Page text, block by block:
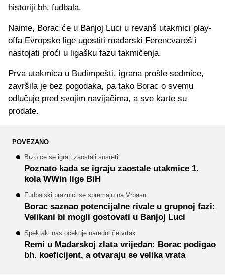
historiji bh. fudbala.
Naime, Borac će u Banjoj Luci u revanš utakmici play-
offa Evropske lige ugostiti mađarski Ferencvaroš i
nastojati proći u ligašku fazu takmičenja.
Prva utakmica u Budimpešti, igrana prošle sedmice,
završila je bez pogodaka, pa tako Borac o svemu
odlučuje pred svojim navijačima, a sve karte su
prodate.
POVEZANO
Brzo će se igrati zaostali susreti
Poznato kada se igraju zaostale utakmice 1.
kola WWin lige BiH
Fudbalski praznici se spremaju na Vrbasu
Borac saznao potencijalne rivale u grupnoj fazi:
Velikani bi mogli gostovati u Banjoj Luci
Spektakl nas očekuje naredni četvrtak
Remi u Mađarskoj zlata vrijedan: Borac podigao
bh. koeficijent, a otvaraju se velika vrata